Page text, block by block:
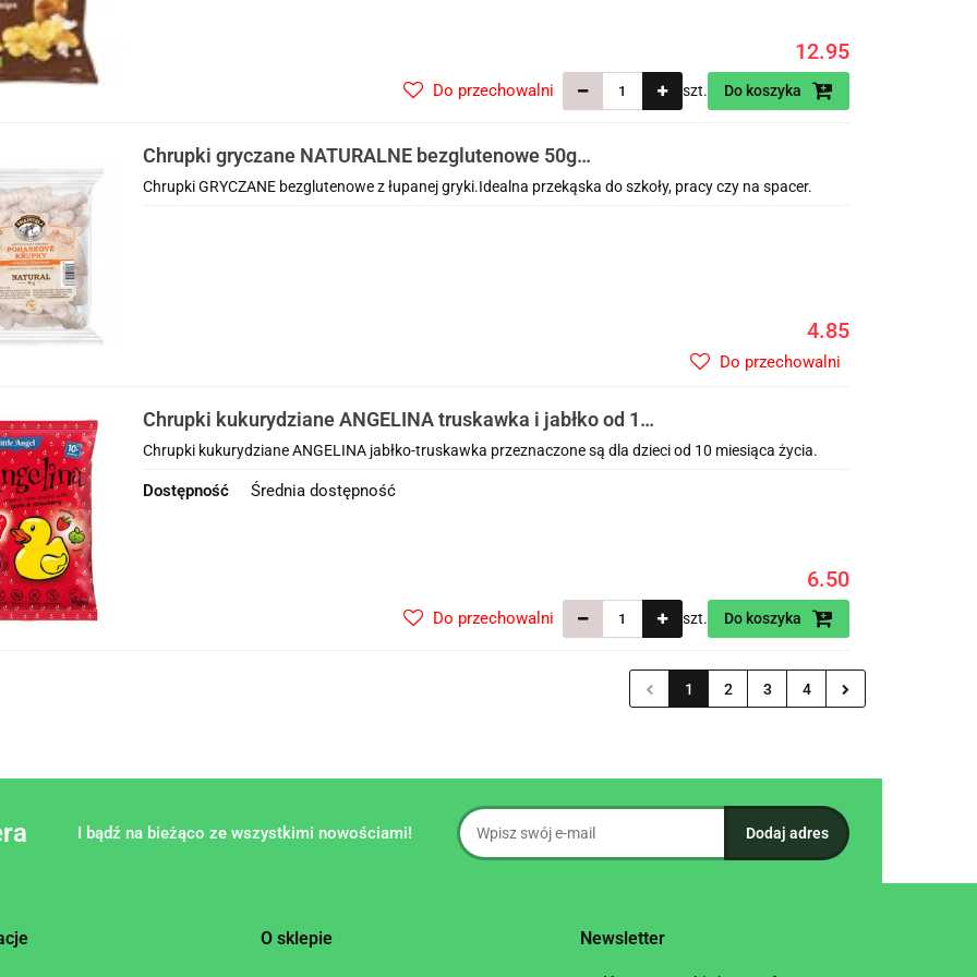
12.95
szt. Do koszyka
Do przechowalni
Chrupki gryczane NATURALNE bezglutenowe 50g
SMAJSTRLA
Chrupki GRYCZANE bezglutenowe z łupanej gryki.Idealna przekąska do szkoły, pracy czy na spacer.
4.85
Do przechowalni
Chrupki kukurydziane ANGELINA truskawka i jabłko od 10
miesiąca bezglutenowe BIO 30 g
Chrupki kukurydziane ANGELINA jabłko-truskawka przeznaczone są dla dzieci od 10 miesiąca życia.
Dostępność Średnia dostępność
6.50
szt. Do koszyka
Do przechowalni
1 2 3 4
I bądź na bieżąco ze wszystkimi nowościami!
O sklepie Newsletter